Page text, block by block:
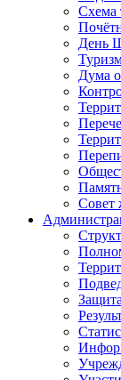
Схема
День
Дума
Совет